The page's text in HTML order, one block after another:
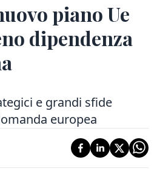
piano Ue
dipendenza
e grandi sfide
europea